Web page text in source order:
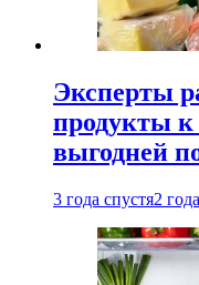
Эксперты
продукты к
выгодней
3 года спустя2